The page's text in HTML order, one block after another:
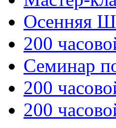
Осенняя
200
Семинар
200
200